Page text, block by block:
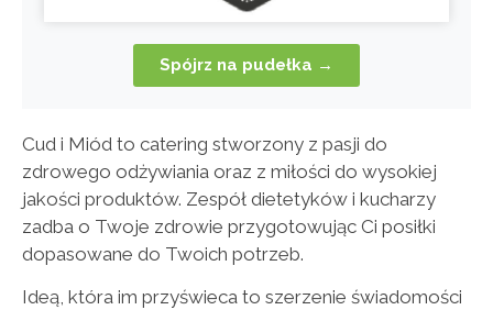
Spójrz na pudełka →
Cud i Miód to catering stworzony z pasji do
zdrowego odżywiania oraz z miłości do wysokiej
jakości produktów. Zespół dietetyków i kucharzy
zadba o Twoje zdrowie przygotowując Ci posiłki
dopasowane do Twoich potrzeb.
Ideą, która im przyświeca to szerzenie świadomości